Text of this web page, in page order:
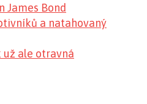
James Bond
a natahovaný
už ale otravná